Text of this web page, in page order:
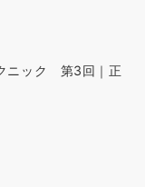
ニック 第3回｜正